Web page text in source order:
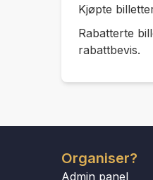
Kjøpte
Rabatterte
rabattbevis.
Organiser?
Admin panel